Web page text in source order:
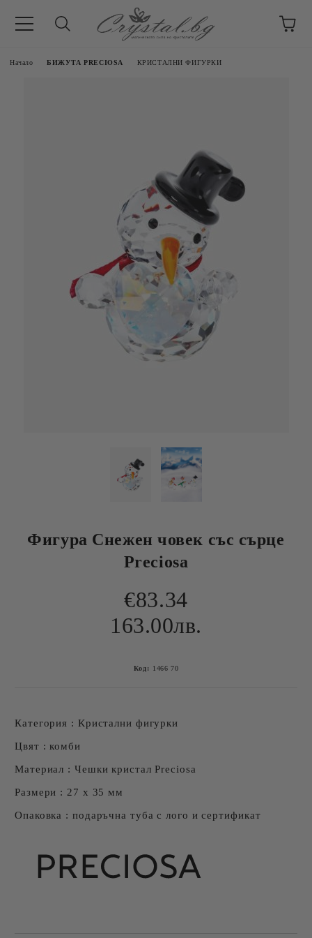
Начало БИЖУТА PRECIOSA КРИСТАЛНИ ФИГУРКИ
Фигура Снежен човек със сърце
Preciosa
€83.34
163.00лв.
Код: 1466 70
Категория : Кристални фигурки
Цвят : комби
Материал : Чешки кристал Preciosa
Размери : 27 х 35 мм
Опаковка : подаръчна туба с лого и сертификат